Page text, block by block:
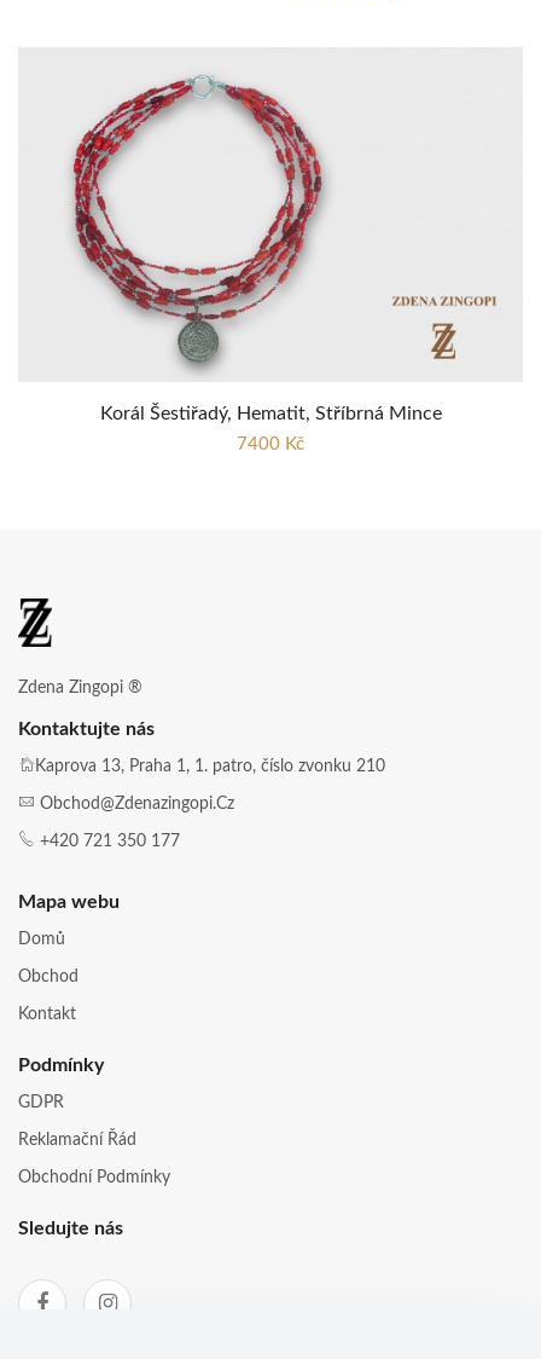
Korál Šestiřadý, Hematit, Stříbrná Mince
7400 Kč
Zdena Zingopi ®
Kontaktujte nás
Kaprova 13, Praha 1, 1. patro, číslo zvonku 210
Obchod@zdenazingopi.cz
+420 721 350 177
Mapa webu
Domů
Obchod
Kontakt
Podmínky
GDPR
Reklamační Řád
Obchodní Podmínky
Sledujte nás